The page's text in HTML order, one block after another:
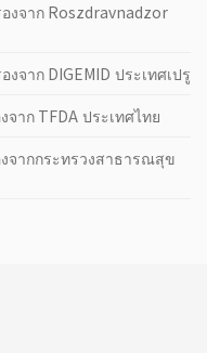
งจาก Roszdravnadzor
จาก DIGEMID ประเทศเปรู
จาก TFDA ประเทศไทย
จากกระทรวงสาธารณสุข